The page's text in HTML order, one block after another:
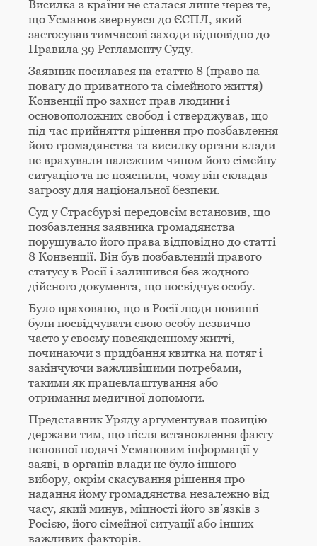
Висилка з країни не сталася лише через те,
що Усманов звернувся до ЄСПЛ, який
застосував тимчасові заходи відповідно до
Правила 39 Регламенту Суду.
Заявник посилався на статтю 8 (право на
повагу до приватного та сімейного життя)
Конвенції про захист прав людини і
основоположних свобод і стверджував, що
під час прийняття рішення про позбавлення
його громадянства та висилку органи влади
не врахували належним чином його сімейну
ситуацію та не пояснили, чому він складав
загрозу для національної безпеки.
Суд у Страсбурзі передовсім встановив, що
позбавлення заявника громадянства
порушувало його права відповідно до статті
8 Конвенції. Він був позбавлений правого
статусу в Росії і залишився без жодного
дійсного документа, що посвідчує особу.
Було враховано, що в Росії люди повинні
були посвідчувати свою особу незвично
часто у своєму повсякденному житті,
починаючи з придбання квитка на потяг і
закінчуючи важливішими потребами,
такими як працевлаштування або
отримання медичної допомоги.
Представник Уряду аргументував позицію
держави тим, що після встановлення факту
неповної подачі Усмановим інформації у
заяві, в органів влади не було іншого
вибору, окрім скасування рішення про
надання йому громадянства незалежно від
часу, який минув, міцності його зв’язків з
Росією, його сімейної ситуації або інших
важливих факторів.